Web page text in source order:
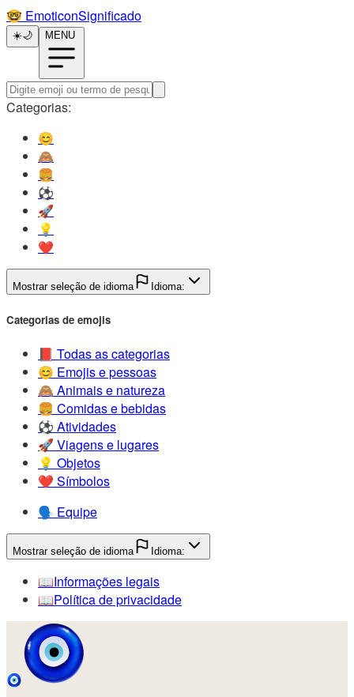
🤓️ EmoticonSignificado
☀️🌙 MENU
Categorias:
😊️
🙈️
🍔️
⚽️
🚀️
💡️
❤️
Mostrar seleção de idioma Idioma:
Categorias de emojis
📕️ Todas as categorias
😊️ Emojis e pessoas
🙈️ Animais e natureza
🍔️ Comidas e bebidas
⚽️ Atividades
🚀️ Viagens e lugares
💡️ Objetos
❤️ Símbolos
🗣️ Equipe
Mostrar seleção de idioma Idioma:
📖️Informações legais
📖️Política de privacidade
🧿